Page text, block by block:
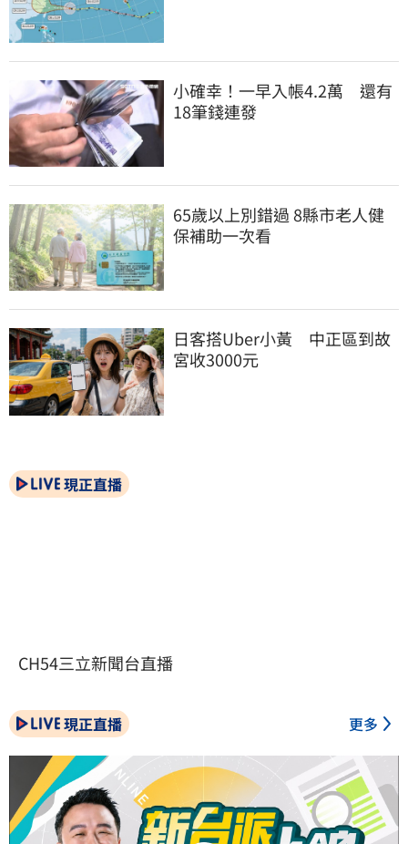
小確幸！一早入帳4.2萬　還有
18筆錢連發
65歲以上別錯過 8縣市老人健
保補助一次看
日客搭Uber小黃　中正區到故
宮收3000元
現正直播
CH54三立新聞台直播
現正直播 更多